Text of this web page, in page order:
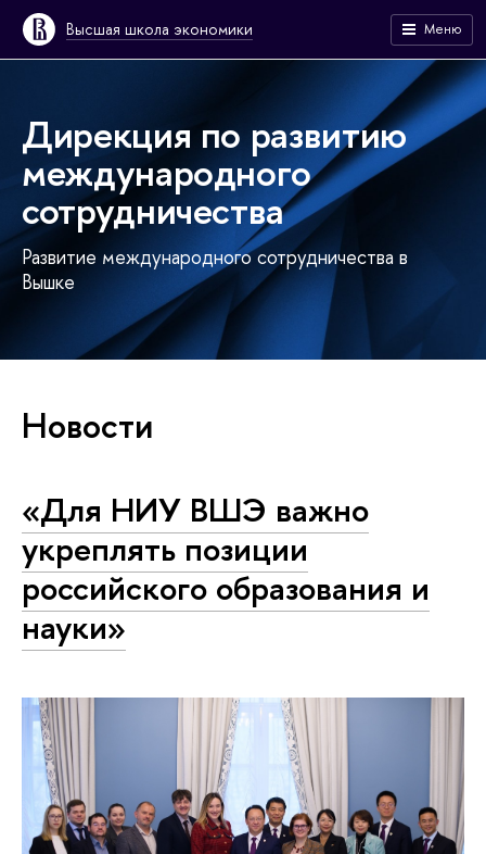
Высшая школа экономики Меню
Дирекция по развитию
международного
сотрудничества
Развитие международного сотрудничества в
Вышке
Новости
«Для НИУ ВШЭ важно
укреплять позиции
российского образования и
науки»